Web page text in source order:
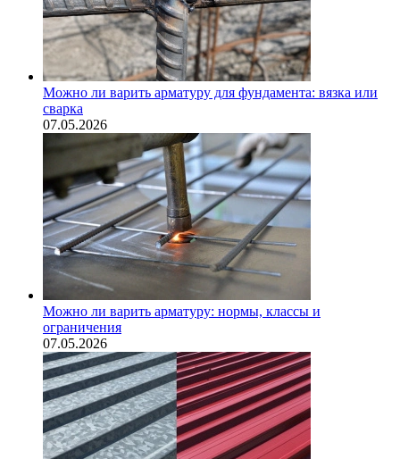
Можно ли варить арматуру для фундамента: вязка или
сварка
07.05.2026
Можно ли варить арматуру: нормы, классы и
ограничения
07.05.2026